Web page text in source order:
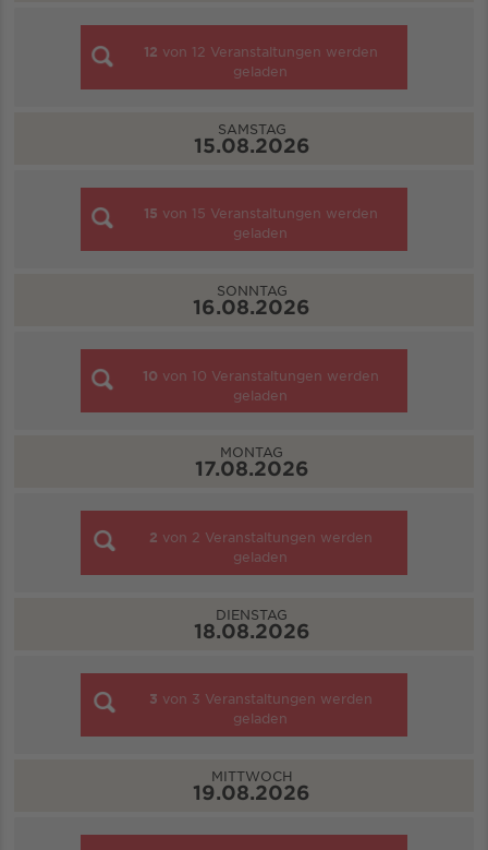
12 von 12 Veranstaltungen werden
geladen
SAMSTAG
15.08.2026
15 von 15 Veranstaltungen werden
geladen
SONNTAG
16.08.2026
10 von 10 Veranstaltungen werden
geladen
MONTAG
17.08.2026
2 von 2 Veranstaltungen werden
geladen
DIENSTAG
18.08.2026
3 von 3 Veranstaltungen werden
geladen
MITTWOCH
19.08.2026